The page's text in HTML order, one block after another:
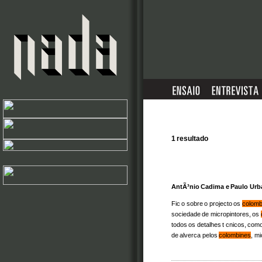
1 resultado
AntÃ³nio Cadima e Paulo
Fic o sobre o projecto os
sociedade de micropintores, os
todos os detalhes t cnicos,
de alverca peloscolombines ,